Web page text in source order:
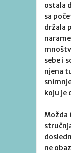
ostala
sa
držala
sebe i
njena
koju je
Možda
ne